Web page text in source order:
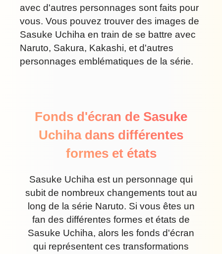
avec d'autres personnages sont faits pour
vous. Vous pouvez trouver des images de
Sasuke Uchiha en train de se battre avec
Naruto, Sakura, Kakashi, et d'autres
personnages emblématiques de la série.
Fonds d'écran de Sasuke
Uchiha dans différentes
formes et états
Sasuke Uchiha est un personnage qui
subit de nombreux changements tout au
long de la série Naruto. Si vous êtes un
fan des différentes formes et états de
Sasuke Uchiha, alors les fonds d'écran
qui représentent ces transformations